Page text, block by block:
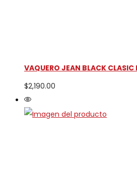
VAQUERO JEAN BLACK CLASIC
$2,190.00